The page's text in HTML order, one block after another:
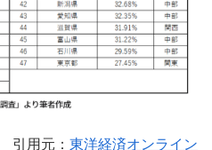
引用元： 東洋経済オンライン